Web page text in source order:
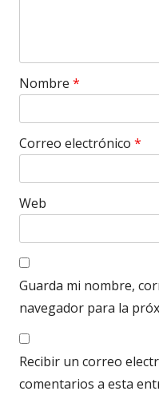
Nombre *
Correo electrónico *
Web
Guarda mi nombre,
navegador para la
Recibir un correo
comentarios a esta